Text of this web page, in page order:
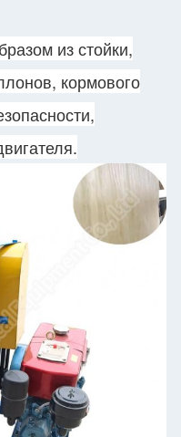
из стойки,
кормового